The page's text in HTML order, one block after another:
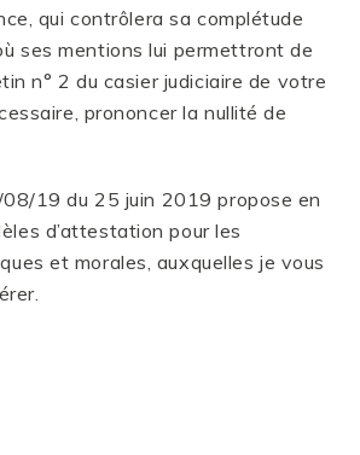
qui contrôlera sa complétude
ses mentions lui permettront de
n° 2 du casier judiciaire de votre
prononcer la nullité de
08/19 du 25 juin 2019 propose en
d’attestation pour les
et morales, auxquelles je vous